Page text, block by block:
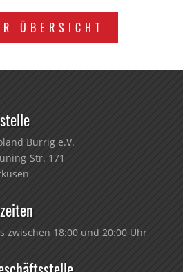
ÜBERSICHT
Bürrig e.V.
Str. 171
zwischen 18:00 und 20:00 Uhr